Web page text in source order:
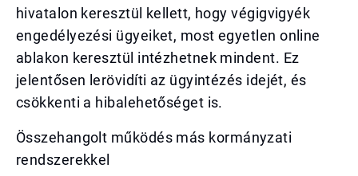
hivatalon keresztül kellett, hogy végigvigyék
engedélyezési ügyeiket, most egyetlen online
ablakon keresztül intézhetnek mindent. Ez
jelentősen lerövidíti az ügyintézés idejét, és
csökkenti a hibalehetőséget is.
Összehangolt működés más kormányzati
rendszerekkel